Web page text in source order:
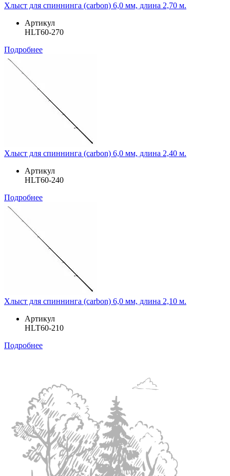
Хлыст для спиннинга (carbon) 6,0 мм, длина 2,70 м.
Артикул
HLT60-270
Подробнее
Хлыст для спиннинга (carbon) 6,0 мм, длина 2,40 м.
Артикул
HLT60-240
Подробнее
Хлыст для спиннинга (carbon) 6,0 мм, длина 2,10 м.
Артикул
HLT60-210
Подробнее